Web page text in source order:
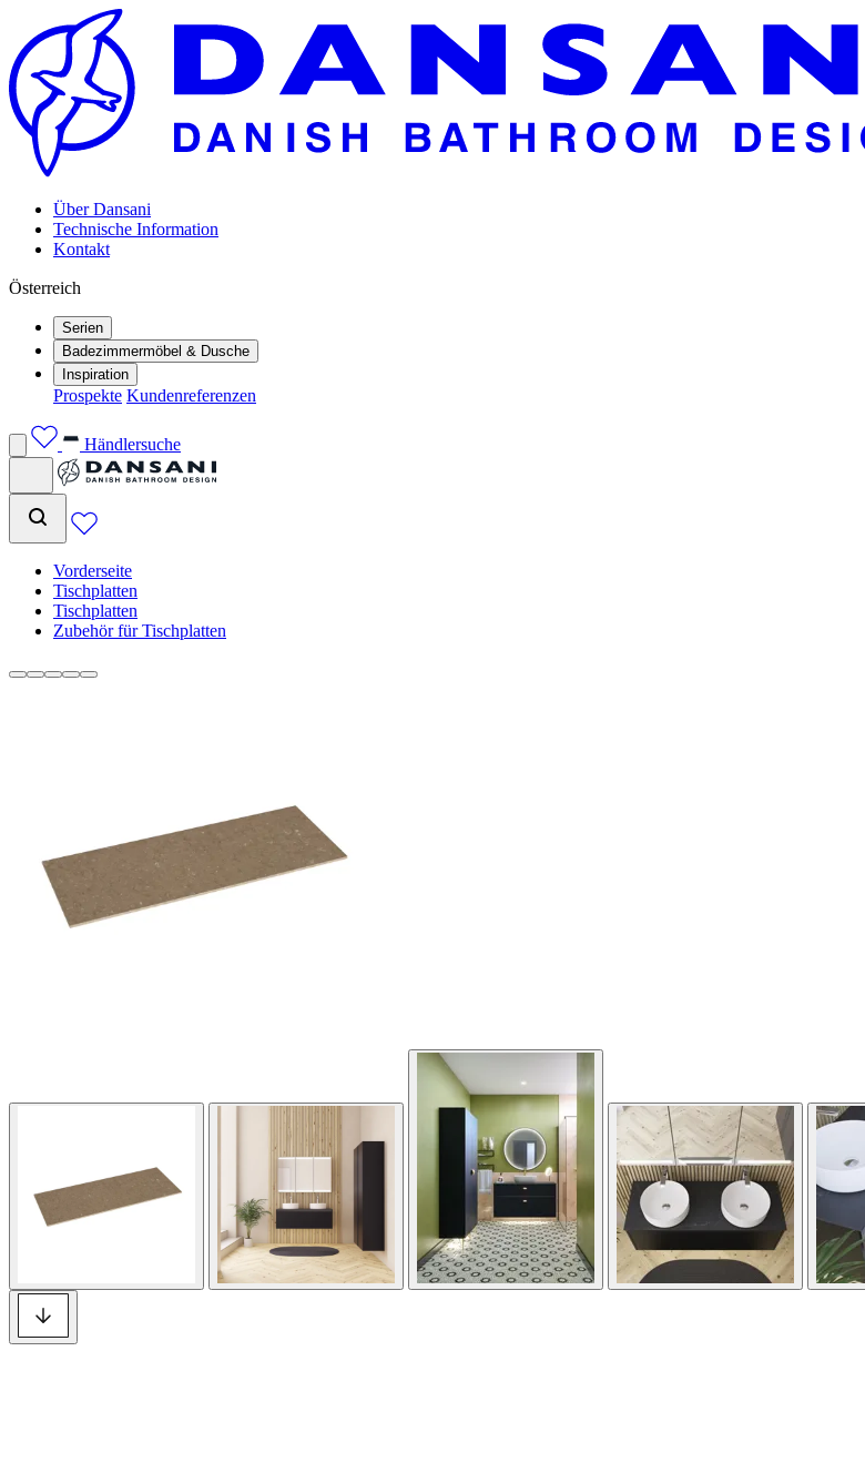
Über Dansani
Technische Information
Kontakt
Österreich
Serien
Badezimmermöbel & Dusche
Inspiration
Prospekte Kundenreferenzen
Händlersuche
Vorderseite
Tischplatten
Tischplatten
Zubehör für Tischplatten